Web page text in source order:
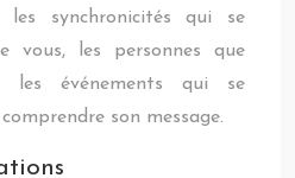
les synchronicités qui se
vous, les personnes que
les événements qui se
son message.